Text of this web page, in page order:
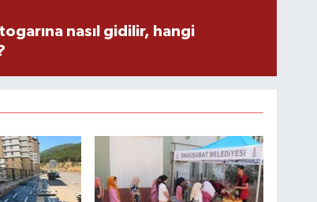
nasıl gidilir, hangi